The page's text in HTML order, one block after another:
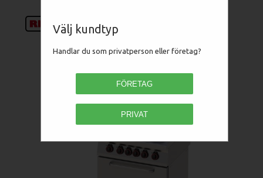
Välj kundtyp
Handlar du som privatperson eller företag?
FÖRETAG
PRIVAT